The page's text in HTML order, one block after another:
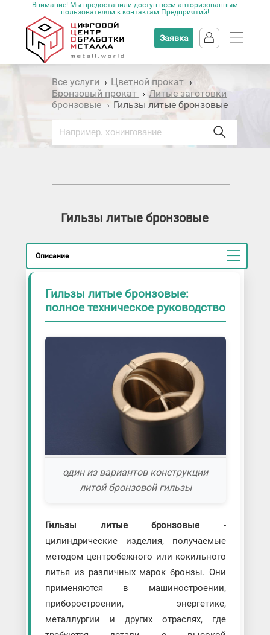
Внимание! Мы предоставили доступ всем авторизованным
пользователям к контактам Предприятий!
Заявка
Все услуги › Цветной прокат ›
Бронзовый прокат ›Литые заготовки
бронзовые
› Гильзы литые бронзовые
Гильзы литые бронзовые
Описание
Гильзы литые бронзовые:
полное техническое руководство
один из вариантов конструкции
литой бронзовой гильзы
Гильзы литые бронзовые -
цилиндрические изделия, получаемые
методом центробежного или кокильного
литья из различных марок бронзы. Они
применяются в машиностроении,
приборостроении, энергетике,
металлургии и других отраслях, где